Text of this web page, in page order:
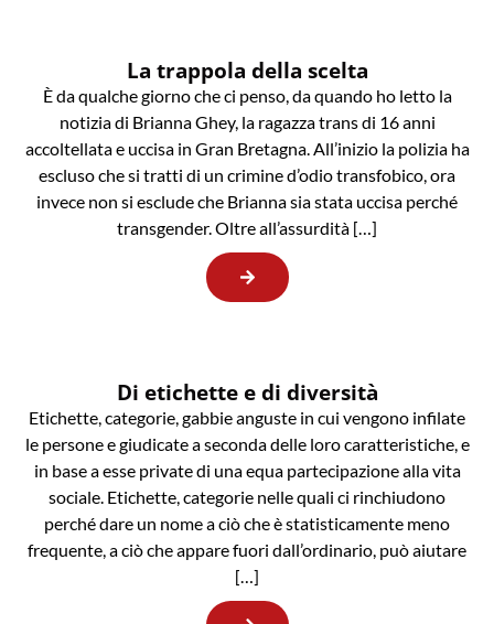
La trappola della scelta
È da qualche giorno che ci penso, da quando ho letto la
notizia di Brianna Ghey, la ragazza trans di 16 anni
accoltellata e uccisa in Gran Bretagna. All’inizio la polizia ha
escluso che si tratti di un crimine d’odio transfobico, ora
invece non si esclude che Brianna sia stata uccisa perché
transgender. Oltre all’assurdità […]
Di etichette e di diversità
Etichette, categorie, gabbie anguste in cui vengono infilate
le persone e giudicate a seconda delle loro caratteristiche, e
in base a esse private di una equa partecipazione alla vita
sociale. Etichette, categorie nelle quali ci rinchiudono
perché dare un nome a ciò che è statisticamente meno
frequente, a ciò che appare fuori dall’ordinario, può aiutare
[…]